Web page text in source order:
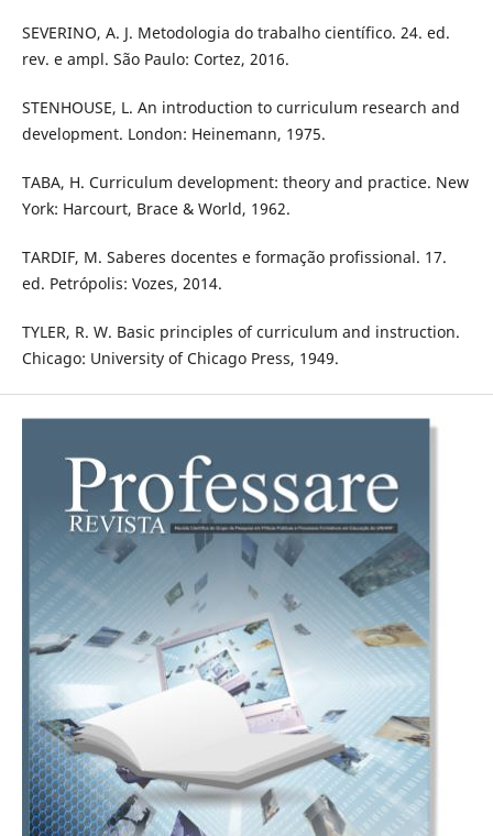
SEVERINO, A. J. Metodologia do trabalho científico. 24. ed.
rev. e ampl. São Paulo: Cortez, 2016.
STENHOUSE, L. An introduction to curriculum research and
development. London: Heinemann, 1975.
TABA, H. Curriculum development: theory and practice. New
York: Harcourt, Brace & World, 1962.
TARDIF, M. Saberes docentes e formação profissional. 17.
ed. Petrópolis: Vozes, 2014.
TYLER, R. W. Basic principles of curriculum and instruction.
Chicago: University of Chicago Press, 1949.